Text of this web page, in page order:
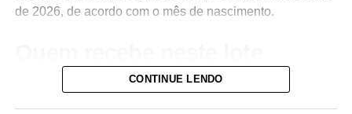
de 2026, de acordo com o mês de nascimento.
Do total de contemplados em maio:
CONTINUE LENDO